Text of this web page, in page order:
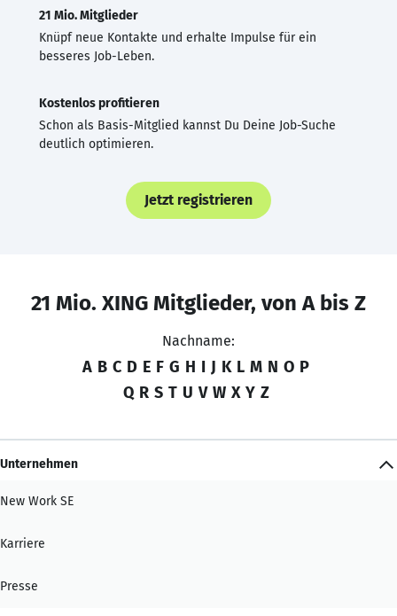
21 Mio. Mitglieder
Knüpf neue Kontakte und erhalte Impulse für ein
besseres Job-Leben.
Kostenlos profitieren
Schon als Basis-Mitglied kannst Du Deine Job-Suche
deutlich optimieren.
Jetzt registrieren
21 Mio. XING Mitglieder, von A bis Z
Nachname:
A B C D E F G H I J K L M N O P
Q R S T U V W X Y Z
Unternehmen
New Work SE
Karriere
Presse